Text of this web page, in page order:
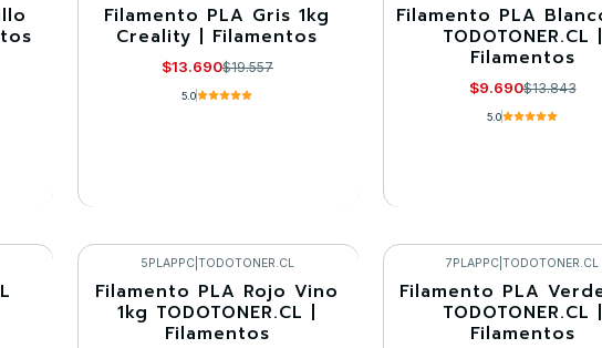
-30%
Filamento PLA Gris 1kg
Creality | Filamentos
$13.690$19.557
5.0
VER DETALLES
-30%
Filamento PLA
TODOTONER.CL |
Filamentos
$9.690$13.843
5.0
VER DETALLES
-30%
5PLAPPC| TODOTONER.CL
Filamento PLA Rojo Vino
1kg TODOTONER.CL |
Filamentos
-30%
7PLAPPC |TODOTONER.CL
Filamento PLA
TODOTONER.CL |
Filamentos